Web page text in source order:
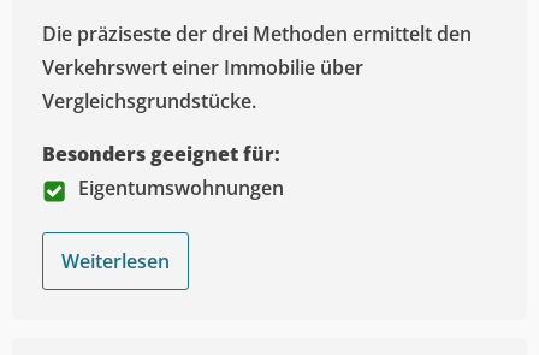
Die präziseste der drei Methoden ermittelt den
Verkehrswert einer Immobilie über
Vergleichsgrundstücke.
Besonders geeignet für:
Eigentumswohnungen
Weiterlesen